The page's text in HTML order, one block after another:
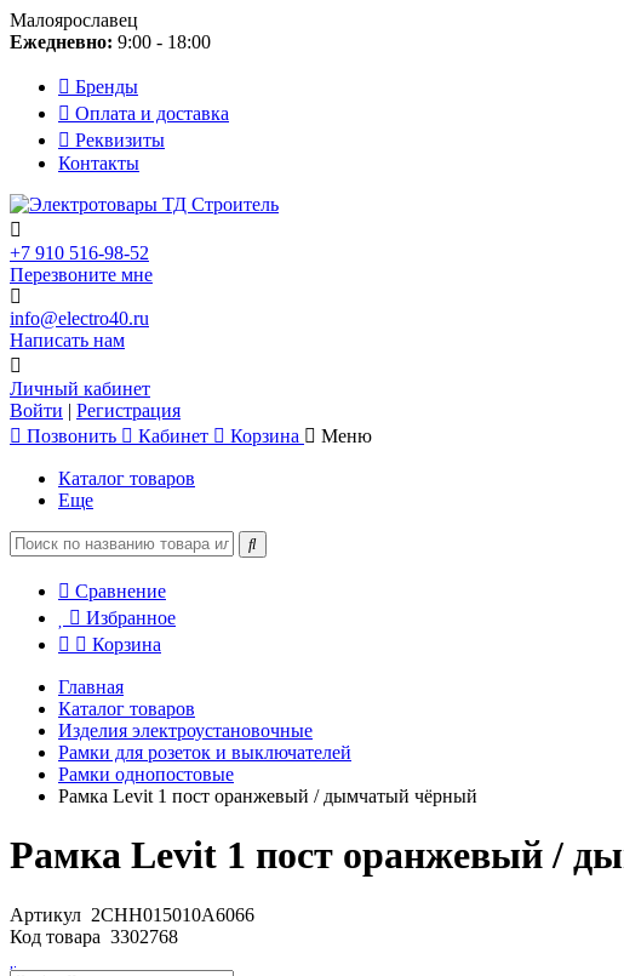
Малоярославец
Ежедневно: 9:00 - 18:00
Бренды
Оплата и доставка
Реквизиты
Контакты
+7 910 516-98-52
Перезвоните мне
info@electro40.ru
Написать нам
Личный кабинет
Войти | Регистрация
Позвонить
Кабинет Корзина Меню
Каталог товаров
Еще
Сравнение
Избранное
Корзина
Главная
Каталог товаров
Изделия электроустановочные
Рамки для розеток и выключателей
Рамки однопостовые
Рамка Levit 1 пост оранжевый / дымчатый чёрный
Рамка Levit 1 пост оранжевый /
Артикул 2CHH015010A6066
Код товара 3302768